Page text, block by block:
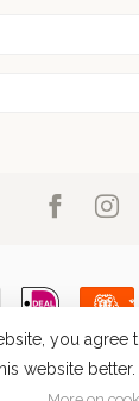
© Copyright 2026
you agree
website better.